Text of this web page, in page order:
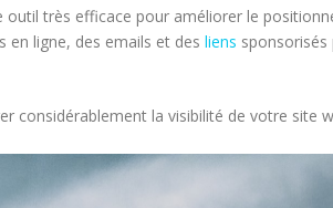
outil très efficace pour améliorer le
en ligne, des emails et des liens sponsorisés
considérablement la visibilité de votre site